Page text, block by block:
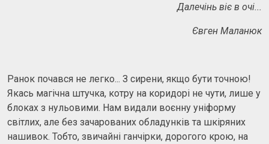
Далечінь віє в очі...
Євген Маланюк
Ранок почався не легко... З сирени, якщо бути точною!
Якась магічна штучка, котру на коридорі не чути, лише у
блоках з нульовими. Нам видали воєнну уніформу
світлих, але без зачарованих обладунків та шкіряних
нашивок. Тобто, звичайні ганчірки, дорогого крою, на